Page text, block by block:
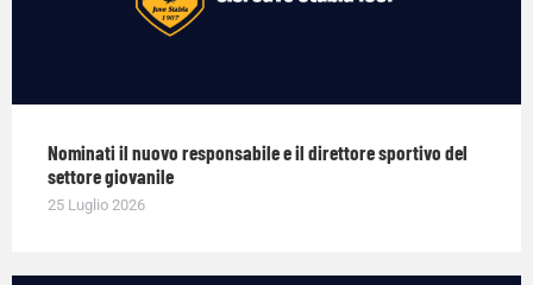
Nominati il nuovo responsabile e il direttore sportivo del
settore giovanile
25 Luglio 2026